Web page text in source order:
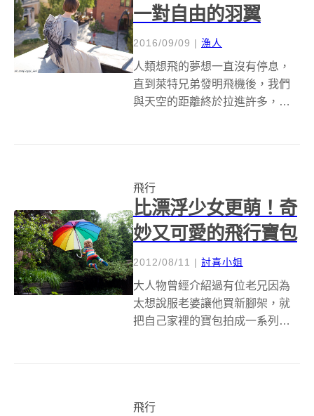
一對自由的羽翼
2016/09/09 | 漁人
人類想飛的夢想一直沒有停息，
直到萊特兄弟發明飛機後，我們
與天空的距離終於拉進許多，然
在，好消息已經在路上了，等待
你跟它相遇！ 白俄...
飛行
比漂浮少女更萌！奇
妙又可愛的飛行寶包
2012/08/11 | 討喜小姐
大人物曾經介紹過有位老兄因為
太想說服老婆讓他買新腳架，就
把自己家裡的寶包拍成一系列騰
位攝影「Rachel...
飛行